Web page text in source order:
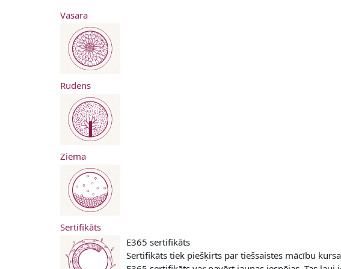
Vasara
Rudens
Ziema
Sertifikāts
E365 sertifikāts
Sertifikāts tiek piešķirts par tiešsaistes mācību kursa